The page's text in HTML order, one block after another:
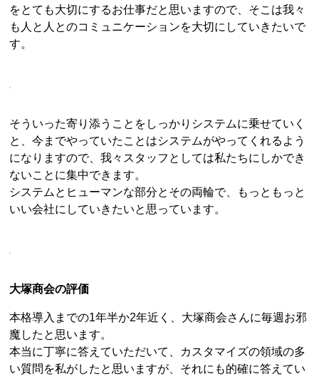
をとても大切にするお仕事だと思いますので、そこは我々
も人と人とのコミュニケーションを大切にしていきたいで
す。
そういった寄り添うことをしっかりシステムに乗せていく
と、今までやっていたことはシステムがやってくれるよう
になりますので、我々スタッフとしては私たちにしかでき
ないことに集中できます。
システムとヒューマンな部分とその両輪で、もっともっと
いい会社にしていきたいと思っています。
大塚商会の評価
本格導入までの1年半か2年近く、大塚商会さんに毎週お邪
魔したと思います。
本当に丁寧に答えていただいて、カスタマイズの領域の多
い質問を私がしたと思いますが、それにも的確に答えてい